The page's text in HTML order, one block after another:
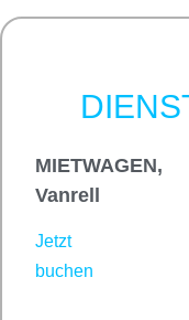
MIETWAGEN,
Vanrell
Jetzt
buchen